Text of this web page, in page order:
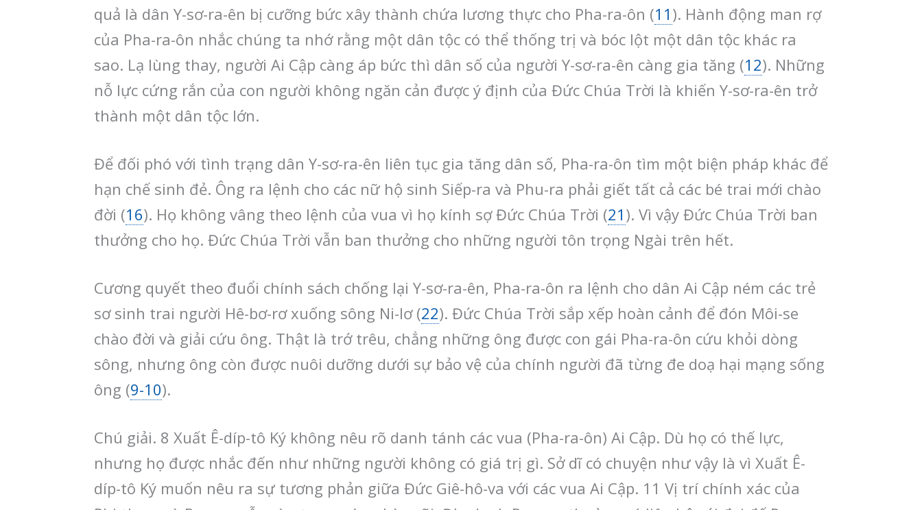
quả là dân Y-sơ-ra-ên bị cưỡng bức xây thành chứa lương thực cho Pha-ra-ôn (11 ). Hành động man rợ
của Pha-ra-ôn nhắc chúng ta nhớ rằng một dân tộc có thể thống trị và bóc lột một dân tộc khác ra
sao. Lạ lùng thay, người Ai Cập càng áp bức thì dân số của người Y-sơ-ra-ên càng gia tăng (12). Những
nỗ lực cứng rắn của con người không ngăn cản được ý định của Đức Chúa Trời là khiến Y-sơ-ra-ên trở
thành một dân tộc lớn.
Để đối phó với tình trạng dân Y-sơ-ra-ên liên tục gia tăng dân số, Pha-ra-ôn tìm một biện pháp khác để
hạn chế sinh đẻ. Ông ra lệnh cho các nữ hộ sinh Siếp-ra và Phu-ra phải giết tất cả các bé trai mới chào
đời (16). Họ không vâng theo lệnh của vua vì họ kính sợ Đức Chúa Trời (21 ). Vì vậy Đức Chúa Trời ban
thưởng cho họ. Đức Chúa Trời vẫn ban thưởng cho những người tôn trọng Ngài trên hết.
Cương quyết theo đuổi chính sách chống lại Y-sơ-ra-ên, Pha-ra-ôn ra lệnh cho dân Ai Cập ném các trẻ
sơ sinh trai người Hê-bơ-rơ xuống sông Ni-lơ (22). Đức Chúa Trời sắp xếp hoàn cảnh để đón Môi-se
chào đời và giải cứu ông. Thật là trớ trêu, chẳng những ông được con gái Pha-ra-ôn cứu khỏi dòng
sông, nhưng ông còn được nuôi dưỡng dưới sự bảo vệ của chính người đã từng đe doạ hại mạng sống
ông (9-10).
Chú giải. 8 Xuất Ê-díp-tô Ký không nêu rõ danh tánh các vua (Pha-ra-ôn) Ai Cập. Dù họ có thế lực,
nhưng họ được nhắc đến như những người không có giá trị gì. Sở dĩ có chuyện như vậy là vì Xuất Ê-
díp-tô Ký muốn nêu ra sự tương phản giữa Đức Giê-hô-va với các vua Ai Cập. 11 Vị trí chính xác của